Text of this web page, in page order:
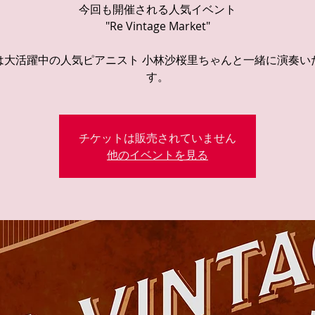
今回も開催される人気イベント
"Re Vintage Market"
大活躍中の人気ピアニスト 小林沙桜里ちゃんと一緒に演奏い
す。
チケットは販売されていません
他のイベントを見る